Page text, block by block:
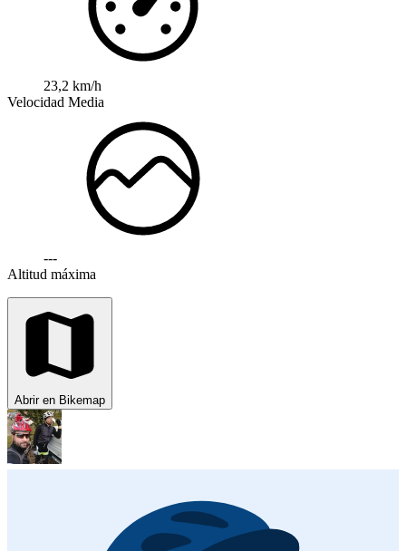
23,2 km/h
Velocidad Media
---
Altitud máxima
Abrir en Bikemap